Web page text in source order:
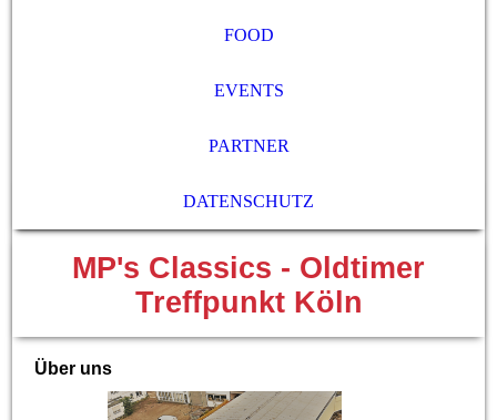
FOOD
EVENTS
PARTNER
DATENSCHUTZ
MP's Classics - Oldtimer
Treffpunkt Köln
Über uns